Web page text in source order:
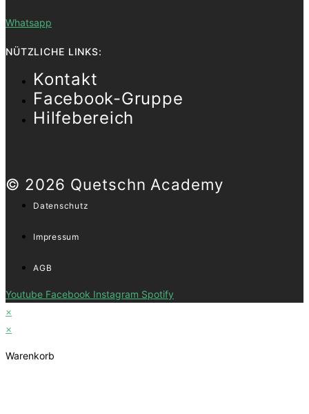
Whatsapp
NÜTZLICHE LINKS:
Kontakt
Facebook-Gruppe
Hilfebereich
© 2026 Quetschn Academy
Datenschutz
Impressum
AGB
Youtube Facebook Instagram Spotify
×
×
Warenkorb